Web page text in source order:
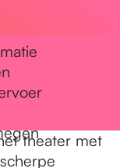
theater met